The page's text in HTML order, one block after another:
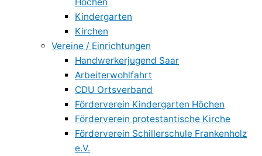
Kindergarten
Kirchen
Vereine / Einrichtungen
Handwerkerjugend Saar
Arbeiterwohlfahrt
CDU Ortsverband
Förderverein Kindergarten Höchen
Förderverein protestantische Kirche
Förderverein Schillerschule Frankenholz
e.V.